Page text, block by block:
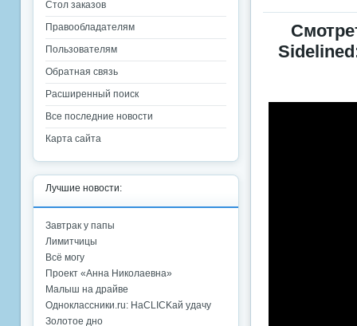
Стол заказов
Правообладателям
Пользователям
Обратная связь
Расширенный поиск
Все последние новости
Карта сайта
Лучшие новости:
Завтрак у папы
Лимитчицы
Всё могу
Проект «Анна Николаевна»
Малыш на драйве
Одноклассники.ru: НаCLICKай удачу
Золотое дно